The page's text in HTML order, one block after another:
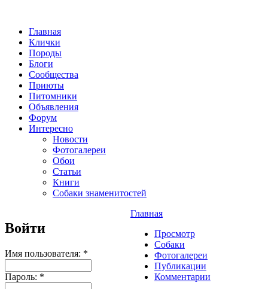
Главная
Клички
Породы
Блоги
Сообщества
Приюты
Питомники
Объявления
Форум
Интересно
Новости
Фотогалереи
Обои
Статьи
Книги
Собаки знаменитостей
Войти
Имя пользователя: *
Пароль: *
Главная
Просмотр
Собаки
Фотогалереи
Публикации
Комментарии